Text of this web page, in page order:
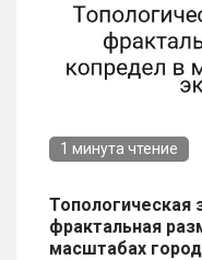
1 минута чтение
Топологическая
фрактальная
масштабах